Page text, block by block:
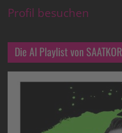
Profil besuchen
Die AI Playlist von